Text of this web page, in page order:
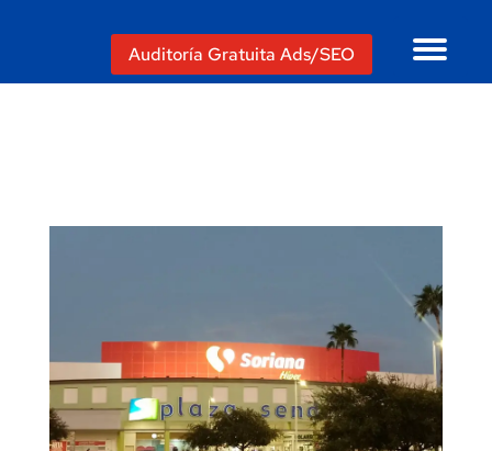
Auditoría Gratuita Ads/SEO